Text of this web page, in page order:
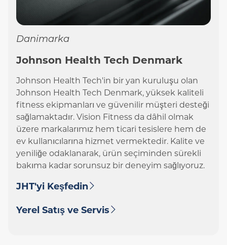
Danimarka
Johnson Health Tech Denmark
Johnson Health Tech'in bir yan kuruluşu olan
Johnson Health Tech Denmark, yüksek kaliteli
fitness ekipmanları ve güvenilir müşteri desteği
sağlamaktadır. Vision Fitness da dâhil olmak
üzere markalarımız hem ticari tesislere hem de
ev kullanıcılarına hizmet vermektedir. Kalite ve
yeniliğe odaklanarak, ürün seçiminden sürekli
bakıma kadar sorunsuz bir deneyim sağlıyoruz.
JHT'yi Keşfedin
Yerel Satış ve Servis